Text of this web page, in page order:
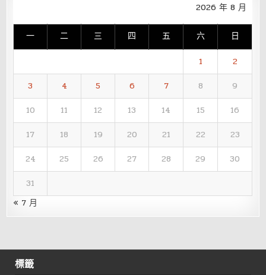
2026 年 8 月
一 二 三 四 五 六 日
1
2
3
4 5 6 7 8
9
10
11 12 13 14 15
16
17
18 19 20 21 22
23
24
25 26 27 28 29
30
31
« 7 月
標籤